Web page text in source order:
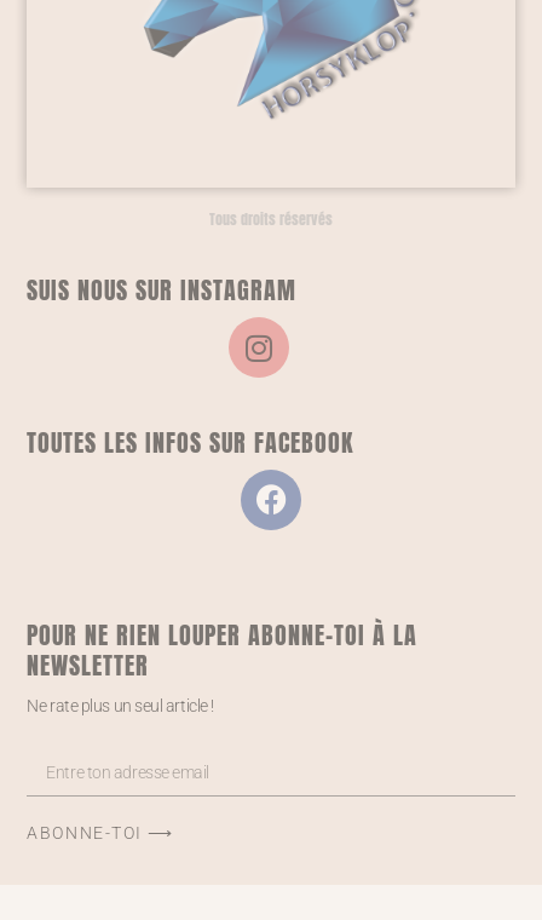
Tous droits réservés
SUIS NOUS SUR INSTAGRAM
TOUTES LES INFOS SUR FACEBOOK
POUR NE RIEN LOUPER ABONNE-TOI À LA
NEWSLETTER
Ne rate plus un seul article !
ABONNE-TOI ⟶